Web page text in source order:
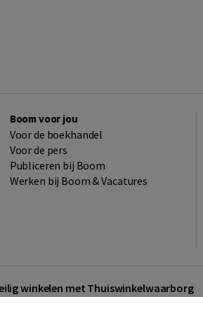
Boom voor jou
Voor de boekhandel
Voor de pers
Publiceren bij Boom
Werken bij Boom & Vacatures
winkelen met Thuiswinkelwaarborg